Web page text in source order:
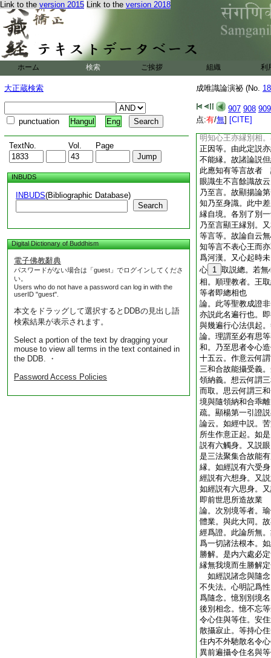
Link to the version 2015 Link to the version 2018
ホーム 検索 ご挨拶 組織 利
大正蔵検索
punctuation Hangul Eng
TextNo. Vol. Page
INBUDS
INBUDS(Bibliographic Database)
Search
Digital Dictionary of Buddhism
電子佛教辭典
パスワードがない場合は「guest」でログインしてくださ
い。
Users who do not have a password can log in with the
userID "guest".
本文をドラッグして選択するとDDBの見出し語
検索結果が表示されます。
Select a portion of the text by dragging your
mouse to view all terms in the text contained in
the DDB. ・
Password Access Policies
成唯識論演祕 (No.
907 908 909
点:有/無] [CITE]
損害因縁。而不能
隨入身分。以之爲
説。此文既云諸那
3
魚
異熟後五識苦意憂
疏卷第六
疏。總歡教興者。
有疏言顯。顯･勸
勸 答假興賓主。
論。如契經至四是
所引。皆云乃至廣
明知心王亦縁別相
正因等。由此定説
不能縁。故諸論説
此應知有等言故者
眼識生不言餘識故
乃至言。故顯揚論
知乃至身識。此中
縁自境。各別了別
乃至言顯王縁別。
等言等。故論自云
知等言不表心王而
爲河漢。又心起時
心 1 取説總。若無
相。順理教者。王
等者即總相也
論。此等聖教成證
亦説此名遍行也。
與幾遍行心法倶起
論。理謂至必有思
和。乃至思者令心
十五云。作意云何
三和合故能攝受義
領納義。想云何謂
而取。思云何謂三
境與隨領納和合乖
疏。顯楊第一引證
論云。如經中説。
所生作意正起。如
説有六觸身。又説
是三法聚集合故能
縁。如經説有六受
經説有六想身。又
如經説有六思身。
即前世思所造故業
論。次別境等者。
體業。與此大同。
經爲證。此論所無
爲一切諸法根本。
勝解。是内六處必
縁無我境而生勝解
如經説諸念與隨
不失法。心明記爲
爲隨念。憶別別境
後別相念。憶不忘
令心住與等住。安
散攝寂止。等持心
住内不外馳散名令
異前遍攝令住名與